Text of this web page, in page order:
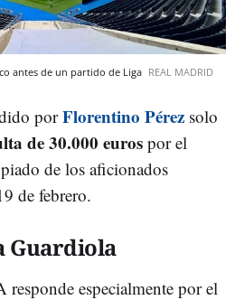
antes de un partido de Liga REAL MADRID
porFlorentino Pérez solo
de 30.000 euros por el
de los aficionados
de febrero.
Guardiola
responde especialmente por el